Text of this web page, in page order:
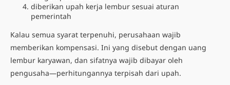
diberikan upah kerja lembur sesuai aturan
pemerintah
Kalau semua syarat terpenuhi, perusahaan wajib
memberikan kompensasi. Ini yang disebut dengan uang
lembur karyawan, dan sifatnya wajib dibayar oleh
pengusaha—perhitungannya terpisah dari upah.